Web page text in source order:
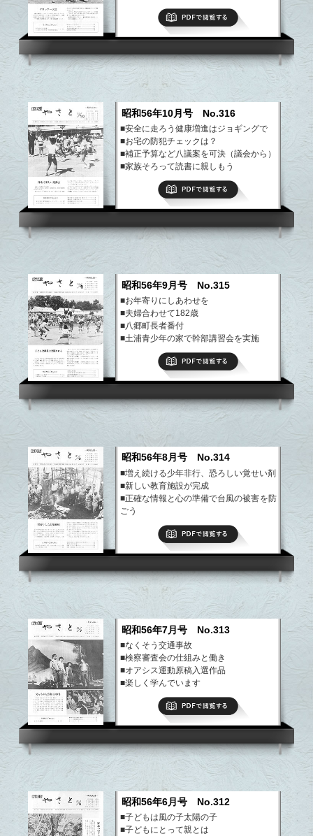
■生活改善運動の輪広がる
■結婚相談所を開設
昭和56年10月号 No.316
■安全に走ろう健康増進はジョギングで
■お宅の防犯チェックは？
■補正予算など八議案を可決（議会から）
■家族そろって読書に親しもう
■県珠算競技大会で三位に入賞
■米の初期検査行われる
昭和56年9月号 No.315
■お年寄りにしあわせを
■夫婦合わせて182歳
■八郷町長者番付
■土浦青少年の家で幹部講習会を実施
■小桜保育所改築契約結ぶ
■投稿（花が縁で実を結んだ交流）
昭和56年8月号 No.314
■増え続ける少年非行、恐ろしい覚せい剤
■新しい教育施設が完成
■正確な情報と心の準備で台風の被害を防
ごう
■高校生父母の会が誕生
■投稿（ザリガニを食べた彼）
■投稿（平和を願って思い出すまま）
PDFで閲覧する
昭和56年7月号 No.313
■なくそう交通事故
■検察審査会の仕組みと働き
■オアシス運動原稿入選作品
■楽しく学んでいます
昭和56年6月号 No.312
■子どもは風の子太陽の子
■子どもにとって親とは